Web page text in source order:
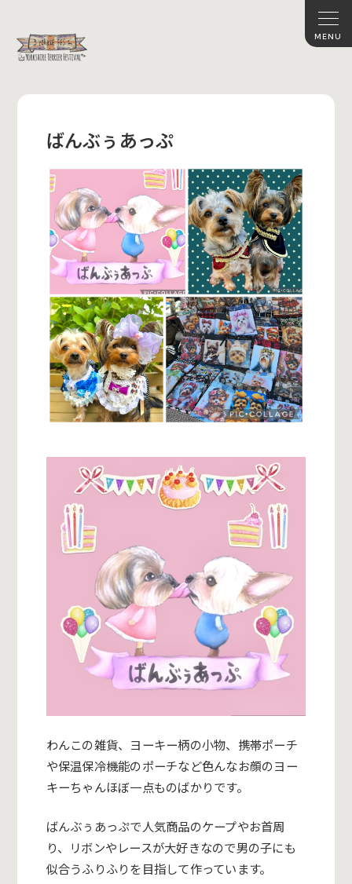
ばんぶぅあっぷ
わんこの雑貨、ヨーキー柄の小物、携帯ポーチ
や保温保冷機能のポーチなど色んなお顔のヨー
キーちゃんほぼ一点ものばかりです。
ばんぶぅあっぷで人気商品のケープやお首周
り、リボンやレースが大好きなので男の子にも
似合うふりふりを目指して作っています。